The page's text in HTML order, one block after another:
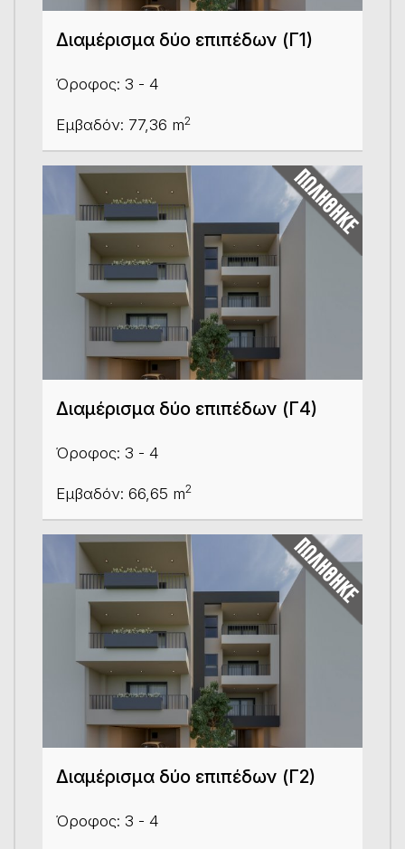
Διαμέρισμα δύο επιπέδων (Γ1)
Όροφος: 3 - 4
Εμβαδόν: 77,36 m2
Διαμέρισμα δύο επιπέδων (Γ4)
Όροφος: 3 - 4
Εμβαδόν: 66,65 m2
Διαμέρισμα δύο επιπέδων (Γ2)
Όροφος: 3 - 4